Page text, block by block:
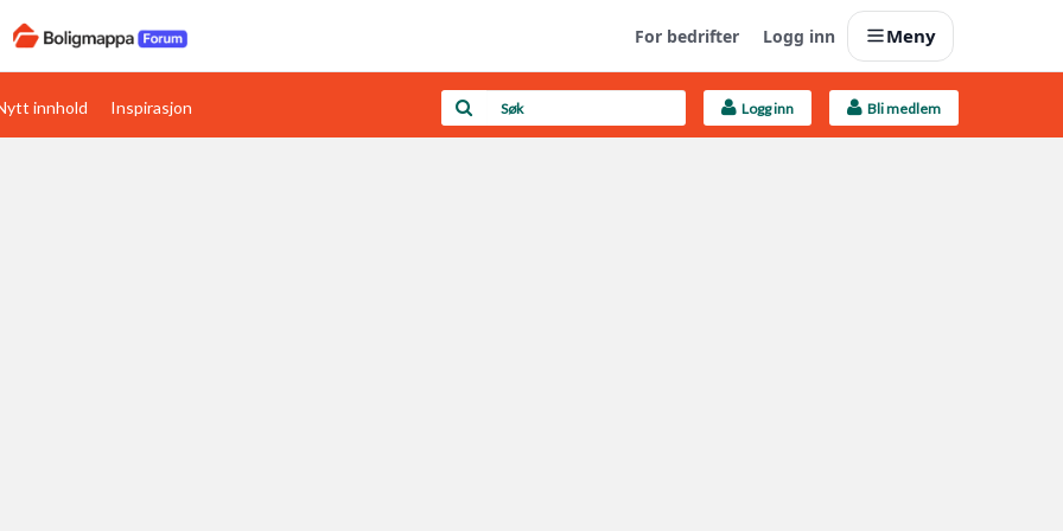
For bedrifter Logg inn Meny
Boligens papirer Last opp selv
innhold Inspirasjon Logg inn Bli medlem